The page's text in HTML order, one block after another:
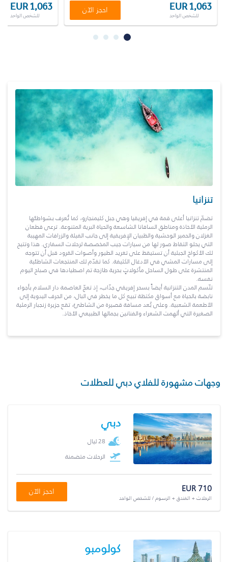
EUR 1,063
للشخص الواحد
EUR 1,063
للشخص الواحد
احجز الآن
تنزانيا
تضمّ تنزانيا أعلى قمة في إفريقيا وهي جبل كليمنجارو، كما تُعرف بشواطئها
الرملية الأخاذة ومناطق السافانا الشاسعة والحياة البرية المتنوعة. ترعى قطعان
الغزلان والحمير الوحشية والظبيان الإفريقية إلى جانب الفيلة والزرافات المهيبة
التي يحلو التقاط صور لها من سيارات جيب المخصصة لرحلات السفاري. هذا وتتيح
لك الأكواخ الجبلية أن تستيقظ على تغريد الطيور وأصوات القرود قبل أن تتوجه
إلى مسارات المشي في الأدغال الكثيفة. كما تقدّم لك المنتجعات الشاطئية
المنتشرة على طول الساحل مأكولاتٍ بحرية طازجة تم اصطيادها في صباح اليوم
نفسه.
تتّسم المدن التنزانية أيضاً بسحر إفريقي جذّاب، إذ تعجّ العاصمة دار السلام بأجواء
نابضة بالحياة مع أسواق مكتظة تبيع كل ما يخطر في البال، من الحرف اليدوية إلى
الأطعمة الشعبية. وعلى بُعد مسافة قصيرة من الشاطئ، تقع جزيرة زنجبار الرملية
الصغيرة التي ألهمت الشعراء والفنانين بجمالها الطبيعي الأخاذ.
وجهات مشهورة للفلاي دبي للعطلات
دبي
28 ليال
الرحلات متضمنة
EUR 710
الرحلات + الفندق + الرسوم / للشخص الواحد
احجز الآن
كولومبو